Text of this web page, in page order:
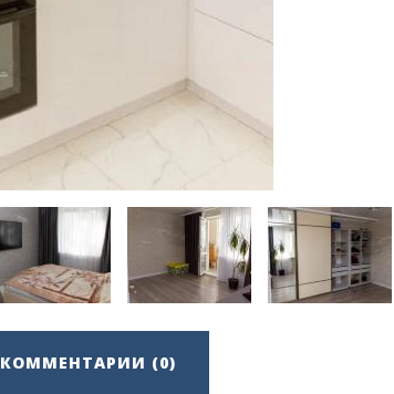
КОММЕНТАРИИ (0)